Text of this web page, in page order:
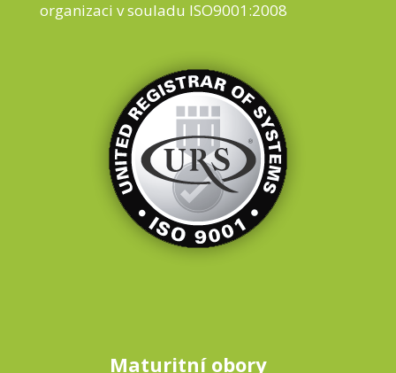
organizaci v souladu ISO9001:2008
Maturitní obory